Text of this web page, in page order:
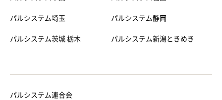
パルシステム埼玉
パルシステム茨城 栃木
パルシステム静岡
パルシステム新潟ときめき
パルシステム連合会